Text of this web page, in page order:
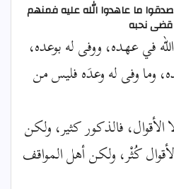
صدقوا ما عاهدوا الله عليه فمنهم
نحبه
في عهده، ووفى له بوعده،
وما وفى له وعدَه فليس من
فالذكور كثير، ولكن
كُثْر، ولكن أهل المواقف